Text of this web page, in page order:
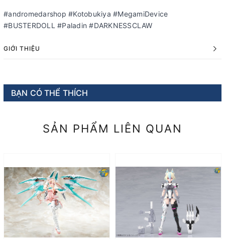
#andromedarshop #Kotobukiya #MegamiDevice
#BUSTERDOLL #Paladin #DARKNESSCLAW
GIỚI THIỆU
BẠN CÓ THỂ THÍCH
SẢN PHẨM LIÊN QUAN